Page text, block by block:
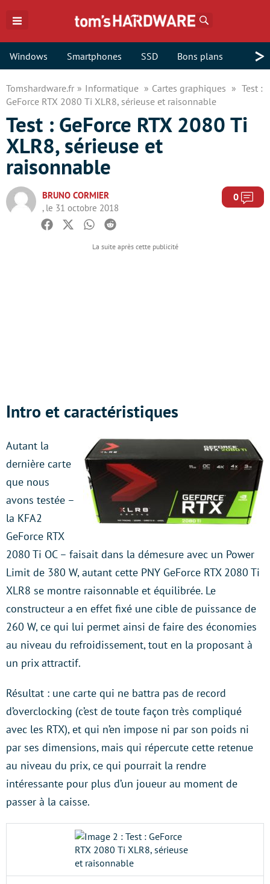
Windows Smartphones SSD Bons plans >
Tomshardware.fr Informatique Cartes graphiques
Test :
GeForce RTX 2080 Ti XLR8, sérieuse et raisonnable
Test : GeForce RTX 2080 Ti
XLR8, sérieuse et
raisonnable
BRUNO CORMIER
, le 31 octobre 2018
0
Facebook
TwitterWhatsapp
Reddit
Intro et caractéristiques
Autant la
dernière carte
que nous
avons testée –
la KFA2
GeForce RTX
2080 Ti OC – faisait dans la démesure avec un Power
Limit de 380 W, autant cette PNY GeForce RTX 2080 Ti
XLR8 se montre raisonnable et équilibrée. Le
constructeur a en effet fixé une cible de puissance de
260 W, ce qui lui permet ainsi de faire des économies
au niveau du refroidissement, tout en la proposant à
un prix attractif.
Résultat : une carte qui ne battra pas de record
d’overclocking (c’est de toute façon très compliqué
avec les RTX), et qui n’en impose ni par son poids ni
par ses dimensions, mais qui répercute cette retenue
au niveau du prix, ce qui pourrait la rendre
intéressante pour plus d’un joueur au moment de
passer à la caisse.